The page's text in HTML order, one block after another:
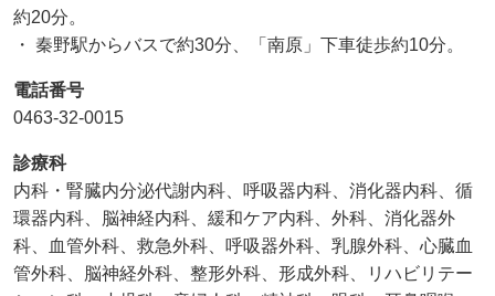
約20分。
・ 秦野駅からバスで約30分、「南原」下車徒歩約10分。
電話番号
0463-32-0015
診療科
内科・腎臓内分泌代謝内科、呼吸器内科、消化器内科、循
環器内科、脳神経内科、緩和ケア内科、外科、消化器外
科、血管外科、救急外科、呼吸器外科、乳腺外科、心臓血
管外科、脳神経外科、整形外科、形成外科、リハビリテー